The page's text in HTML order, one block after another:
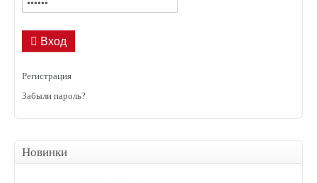
Вход
Регистрация
Забыли пароль?
Новинки